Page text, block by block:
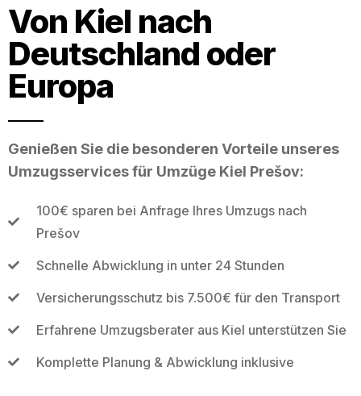
Von Kiel nach
Deutschland oder
Europa
Genießen Sie die besonderen Vorteile unseres
Umzugsservices für Umzüge Kiel Prešov:
100€ sparen bei Anfrage Ihres Umzugs nach
Prešov
Schnelle Abwicklung in unter 24 Stunden
Versicherungsschutz bis 7.500€ für den Transport
Erfahrene Umzugsberater aus Kiel unterstützen Sie
Komplette Planung & Abwicklung inklusive